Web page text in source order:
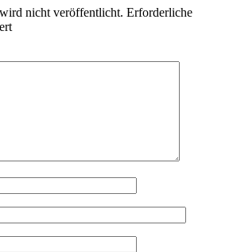
nicht veröffentlicht. Erforderliche